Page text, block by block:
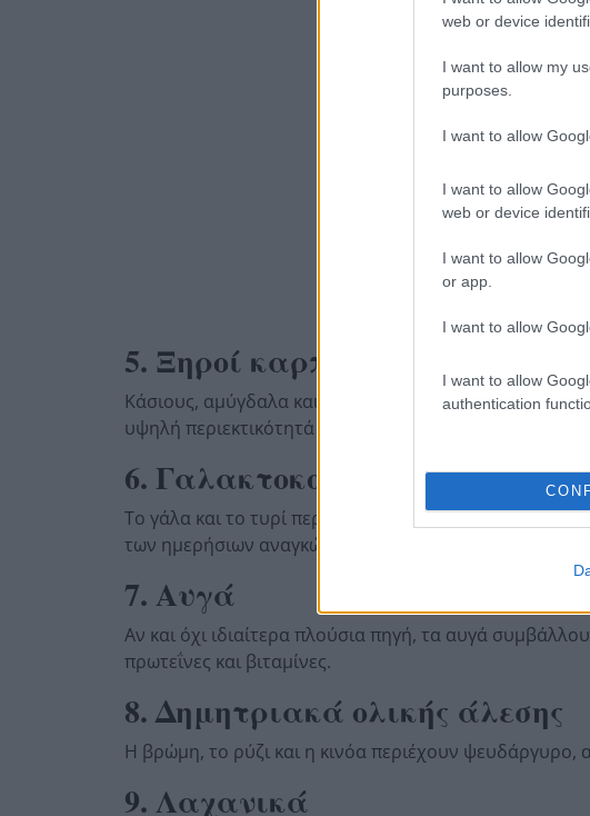
web or device
I want to allow my
purposes.
I want to allow
I want to allow
web or device
I want to allow
or app.
I want to allow
I want to allow
authentication
5. Ξηροί καρποί
Κάσιους, αμύγδαλα και φιστίκια συμβάλλουν στην
υψηλή περιεκτικότητά τους.
6. Γαλακτοκομικά προϊόντα
Το γάλα και το τυρί περιέχουν απορροφήσιμο
των ημερήσιων αναγκών.
7. Αυγά
Αν και όχι ιδιαίτερα πλούσια πηγή, τα αυγά
πρωτεΐνες και βιταμίνες.
8. Δημητριακά ολικής άλεσης
Η βρώμη, το ρύζι και η κινόα περιέχουν
9. Λαχανικά